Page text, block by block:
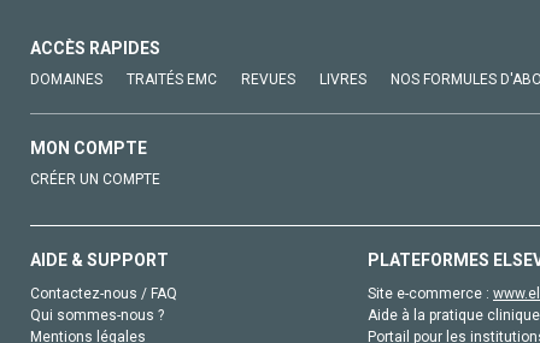
ACCÈS RAPIDES
DOMAINES TRAITÉS EMC REVUES LIVRES NOS FORMULES
MON COMPTE
CRÉER UN COMPTE
AIDE & SUPPORT
Contactez-nous / FAQ
Qui sommes-nous ?
Mentions légales
PLATEFORMES
Site e-commerce :
Aide à la pratique
Portail pour les